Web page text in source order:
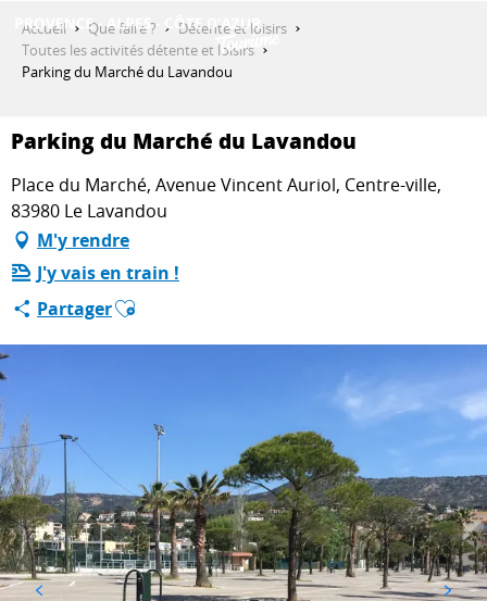
contenu
QUE FAIRE ?
SÉJOURNER
ESPACE PRO
Accueil Que faire ?
Détente et loisirs
Toutes les activités détente et loisirs
Parking du Marché du Lavandou
Parking du Marché du Lavandou
Place du Marché, Avenue Vincent Auriol, Centre-ville,
83980 Le Lavandou
M'y rendre
J'y vais en train !
PartagerAjouter aux favoris